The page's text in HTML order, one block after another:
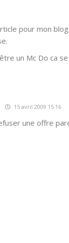
pour mon
un Mc Do ca
15 avril 2009 15:16
une offre